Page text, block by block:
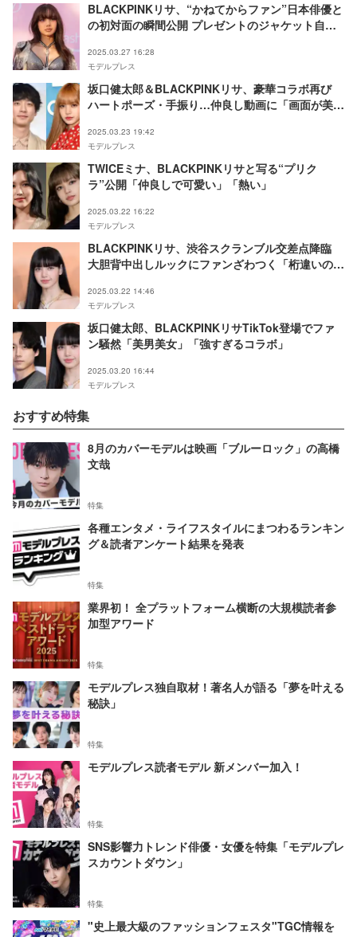
BLACKPINKリサ、“かねてからファン”日本俳優と
の初対面の瞬間公開 プレゼントのジャケット自ら
2025.03.27 16:28
モデルプレス
坂口健太郎＆BLACKPINKリサ、豪華コラボ再び
ハートポーズ・手振り…仲良し動画に「画面が美で
2025.03.23 19:42
モデルプレス
TWICEミナ、BLACKPINKリサと写る“プリク
ラ”公開「仲良しで可愛い」「熱い」
2025.03.22 16:22
モデルプレス
BLACKPINKリサ、渋谷スクランブル交差点降臨
大胆背中出しルックにファンざわつく「桁違いのオ
2025.03.22 14:46
モデルプレス
坂口健太郎、BLACKPINKリサTikTok登場でファ
ン騒然「美男美女」「強すぎるコラボ」
2025.03.20 16:44
モデルプレス
おすすめ特集
8月のカバーモデルは映画「ブルーロック」の高橋
文哉
特集
各種エンタメ・ライフスタイルにまつわるランキン
グ＆読者アンケート結果を発表
特集
業界初！ 全プラットフォーム横断の大規模読者参
加型アワード
特集
モデルプレス独自取材！著名人が語る「夢を叶える
秘訣」
特集
モデルプレス読者モデル 新メンバー加入！
特集
SNS影響力トレンド俳優・女優を特集「モデルプレ
スカウントダウン」
特集
"史上最大級のファッションフェスタ"TGC情報を